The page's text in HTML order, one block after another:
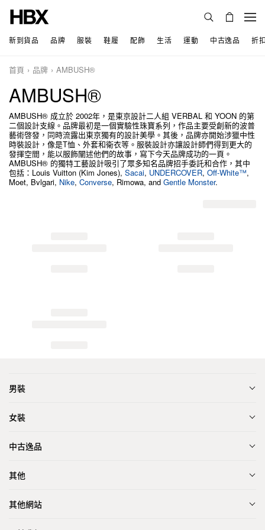
新到貨品 品牌 服裝 鞋履 配飾 生活 運動 中古逸品 折
首頁 品牌 AMBUSH®
AMBUSH®
AMBUSH® 成立於 2002年，是東京設計二人組 VERBAL 和 YOON 的第
二個設計支線。品牌最初是一個實驗性珠寶系列，作品主要受創新的波普
藝術啓發，同時流露出東京獨有的設計美學。其後，品牌亦開始涉獵中性
時裝設計，像是T恤、外套和衛衣等。服裝設計亦讓設計師們得到更大的
發揮空間，能以服飾闡述他們的故事，寫下今天品牌成功的一頁。
AMBUSH® 的獨特工藝設計吸引了眾多知名品牌招手委託和合作，其中
包括：Louis Vuitton (Kim Jones), Sacai, UNDERCOVER, Off-White™,
Moet, Bvlgari, Nike, Converse, Rimowa, and Gentle Monster.
男裝
女裝
中古逸品
其他
其他網站